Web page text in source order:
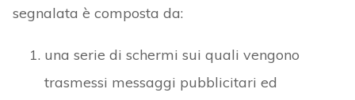
segnalata è composta da:
una serie di schermi sui quali vengono
trasmessi messaggi pubblicitari ed